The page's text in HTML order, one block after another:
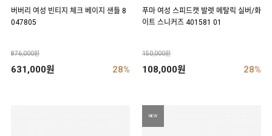
버버리 여성 빈티지 체크 베이지 샌들 8
047805
876,000원
631,000원 28%
푸마 여성 스피드캣 발렛 메탈릭 실버/화
이트 스니커즈 401581 01
150,000원
108,000원 28%
NEW